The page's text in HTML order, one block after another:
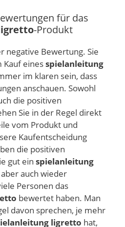
für das
-Produkt
negative Bewertung. Sie
Kauf einesspielanleitung
im klaren sein, dass
anschauen. Sowohl
die positiven
Sie in der Regel direkt
vom Produkt und
Kaufentscheidung
die positiven
gut ein spielanleitung
auch wieder
Personen das
bewertet haben. Man
davon sprechen, je mehr
ligretto hat,